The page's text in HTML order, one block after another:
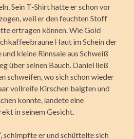
Sein T-Shirt hatte er schon vor
weil er den feuchten Stoff
ertragen können. Wie Gold
Haut im Schein der
kleine Rinnsale aus Schweiß
über seinen Bauch. Daniel ließ
schweifen, wo sich schon wieder
vollreife Kirschen balgten und
konnte, landete eine
in seinem Gesicht.
schimpfte er und schüttelte sich